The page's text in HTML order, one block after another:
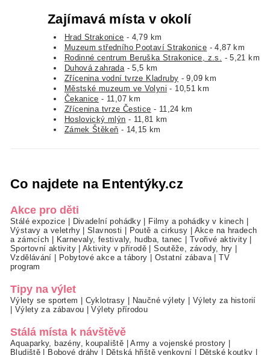
Zajímavá místa v okolí
Hrad Strakonice - 4,79 km
Muzeum středního Pootaví Strakonice - 4,87 km
Rodinné centrum Beruška Strakonice, z.s.
- 5,21 km
Duhová zahrada - 5,5 km
Zřícenina vodní tvrze Kladruby - 9,09 km
Městské muzeum ve Volyni - 10,51 km
Čekanice - 11,07 km
Zřícenina tvrze Čestice - 11,24 km
Hoslovický mlýn - 11,81 km
Zámek Štěkeň - 14,15 km
Co najdete na Ententýky.cz
Akce pro děti
Stálé expozice Divadelní pohádky Filmy a pohádky v kinech
Výstavy a veletrhy|Slavnosti Poutě a cirkusy
Akce na hradech
a zámcích
Karnevaly, festivaly, hudba, tanec Tvořivé aktivity
Sportovní aktivity|Aktivity v přírodě |Soutěže, závody, hry
Vzdělávání
Pobytové akce a tábory Ostatní zábava|TV
program
Tipy na výlet
Výlety se sportem Cyklotrasy Naučné výlety
Výlety za historií
Výlety za zábavou |Výlety přírodou
Stálá místa k návštěvě
Aquaparky, bazény, koupaliště |Army a vojenské prostory
Bludiště
Bobové dráhy Dětská hřiště venkovní Dětské koutky